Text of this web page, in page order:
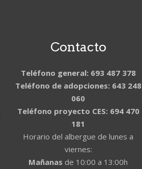
Contacto
Teléfono general: 693 487 378
Teléfono de adopciones: 643 248
060
Teléfono proyecto CES: 694 470
181
Horario del albergue de lunes a
viernes:
Mañanas de 10:00 a 13:00h